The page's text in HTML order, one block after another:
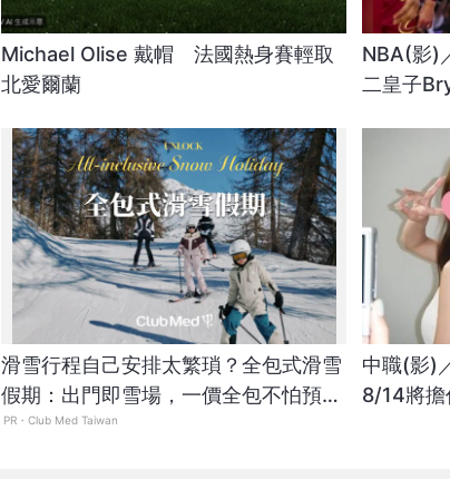
Michael Olise 戴帽 法國熱身賽輕取
北愛爾蘭
NBA(影)
二皇子
滑雪行程自己安排太繁瑣？全包式滑雪
假期：出門即雪場，一價全包不怕預算
爆表！
PR・Club Med Taiwan
中職(影)
8/14將擔